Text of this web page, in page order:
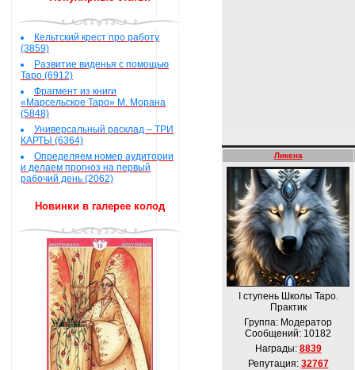
Кельтский крест про работу
(3859)
Развитие виденья с помощью
Таро (6912)
Фрагмент из книги
«Марсельское Таро» М. Морана
(5848)
Универсальный расклад – ТРИ
КАРТЫ (6364)
Определяем номер аудитории
и делаем прогноз на первый
рабочий день (2062)
Новинки в галерее колод
Ликена
І ступень Школы Таро.
Практик
Группа: Модератор
Сообщений: 10182
Награды: 8839
Репутация: 32767